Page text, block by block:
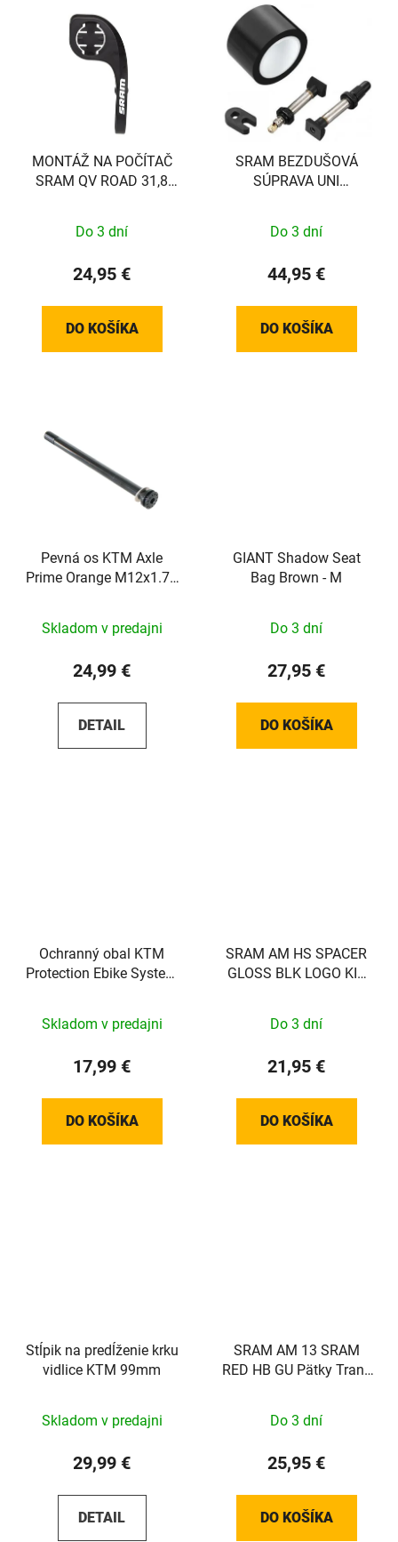
MONTÁŽ NA POČÍTAČ
SRAM QV ROAD 31,8
Do 3 dní
24,95 €
DO KOŠÍKA
SRAM BEZDUŠOVÁ
SÚPRAVA UNI
Do 3 dní
44,95 €
DO KOŠÍKA
Pevná os KTM Axle
Prime Orange M12x1.75
Skladom v predajni
24,99 €
DETAIL
GIANT Shadow Seat
Bag Brown - M
Do 3 dní
27,95 €
DO KOŠÍKA
Ochranný obal KTM
Protection Ebike System
Skladom v predajni
17,99 €
DO KOŠÍKA
SRAM AM HS SPACER
GLOSS BLK LOGO KIT
Do 3 dní
21,95 €
DO KOŠÍKA
Stĺpik na predĺženie krku
vidlice KTM 99mm
Skladom v predajni
29,99 €
DETAIL
SRAM AM 13 SRAM
RED HB GU Pätky Trans
Do 3 dní
25,95 €
DO KOŠÍKA